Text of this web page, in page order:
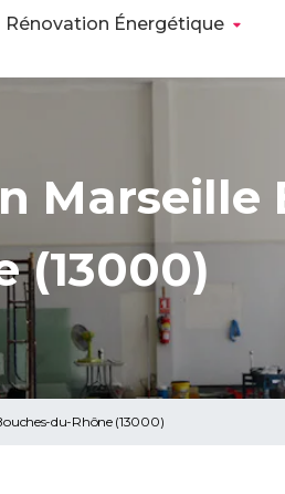
Rénovation Énergétique
Marseille
(13000)
du-Rhône (13000)